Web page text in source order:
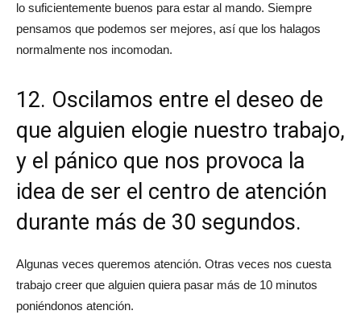
lo suficientemente buenos para estar al mando. Siempre
pensamos que podemos ser mejores, así que los halagos
normalmente nos incomodan.
12. Oscilamos entre el deseo de
que alguien elogie nuestro trabajo,
y el pánico que nos provoca la
idea de ser el centro de atención
durante más de 30 segundos.
Algunas veces queremos atención. Otras veces nos cuesta
trabajo creer que alguien quiera pasar más de 10 minutos
poniéndonos atención.